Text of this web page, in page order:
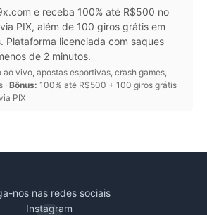
e receba 100% até R$500 no
PIX, além de 100 giros grátis em
Plataforma licenciada com saques
de 2 minutos.
ao vivo, apostas esportivas, crash games,
· Bônus: 100% até R$500 + 100 giros grátis
PIX
nos nas redes sociais
Instagram